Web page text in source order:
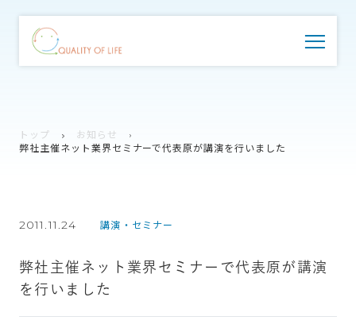
トップ
お知らせ
弊社主催ネット業界セミナーで代表原が講演を行いました
2011.11.24 講演・セミナー
弊社主催ネット業界セミナーで代表原が講演
を行いました